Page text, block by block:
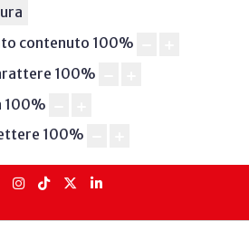
contenuto 100%
100%
100%
100%